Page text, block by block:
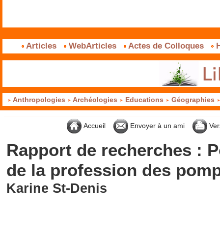
Articles WebArticles Actes de Colloques
Anthropologies Archéologies Educations Géographies
Accueil Envoyer à un ami
Rapport de recherches :
de la profession des
Karine St-Denis